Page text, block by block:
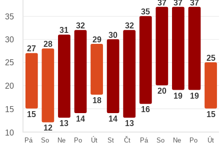
27
15
28
12
31
13
32
14
29
18
30
14
32
13
35
16
37
20
37
19
37
19
25
15
35
30
25
20
15
10
Pá
So
Ne
Po
Út
St
Čt
Pá
So
Ne
Po
Út